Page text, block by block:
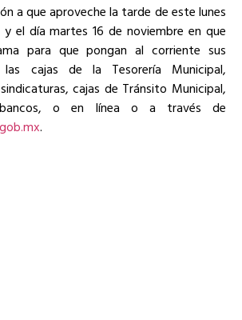
a que aproveche la tarde de este lunes
y el día martes 16 de noviembre en que
para que pongan al corriente sus
cajas de la Tesorería Municipal,
cajas de Tránsito Municipal,
bancos, o en línea o a través de
.